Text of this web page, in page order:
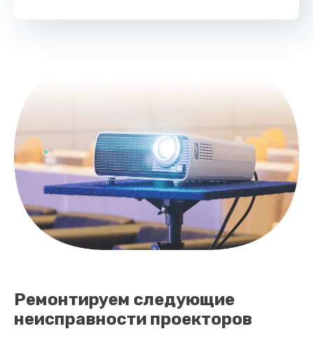
Ремонтируем следующие
неисправности проекторов